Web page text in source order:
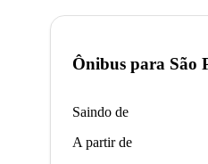
Ônibus para São
Saindo de
A partir de